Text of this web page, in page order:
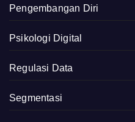
Pengembangan Diri
Psikologi Digital
Regulasi Data
Segmentasi